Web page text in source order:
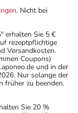
. Nicht bei
erhalten Sie 5 €
rezeptpflichtige
Versandkosten.
Coupons)
und in der
Nur solange der
früher zu beenden.
Sie 20 %